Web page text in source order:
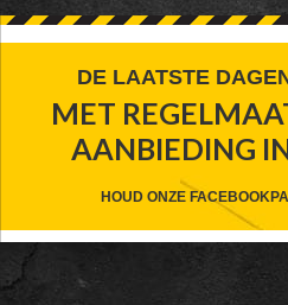
FOOTER
WIDGET
HEADER
DE LAATSTE
MET
AANBIEDING
HOUD ONZE